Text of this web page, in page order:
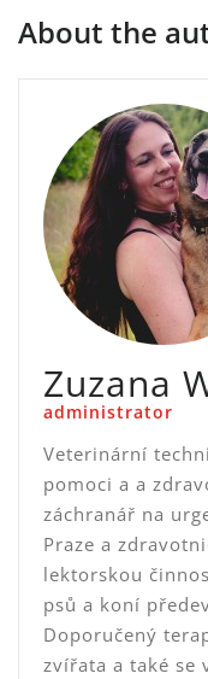
About the
Zuzana
administrator
Veterinární
pomoci a a
záchranář na
Praze a
lektorskou
psů a koní
Doporučený
zvířata a také se